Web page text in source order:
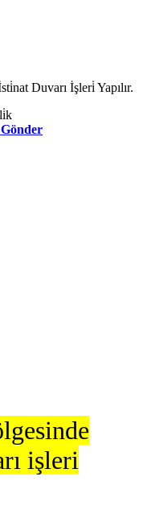
Duvarı İşleri̇ Yapılır.
işleri